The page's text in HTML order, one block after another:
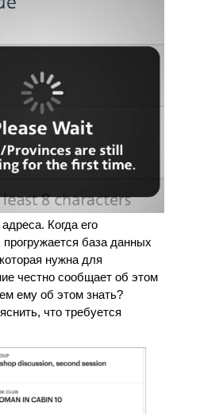
Когда его
база данных
нужна для
честно сообщает об этом
ему об этом знать?
что требуется